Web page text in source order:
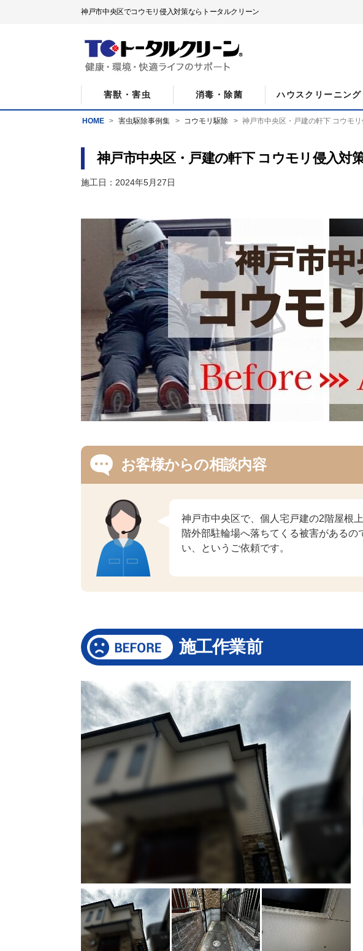
神戸市中央区でコウモリ侵入対策ならトータルクリーン
害獣・害虫 消毒・除菌 ハウスクリーニング
神戸市中央区・戸建の軒下 コウモリ侵入対
施工日：2024年5月27日
お客様からの相談内容
神戸市中央区で、個人宅戸建の2階屋根
階外部駐輪場へ落ちてくる被害がある
い、というご依頼です。
施工作業前
HOME 害虫駆除事例集 コウモリ駆除 神戸市中央区・戸建の軒下 コウモ